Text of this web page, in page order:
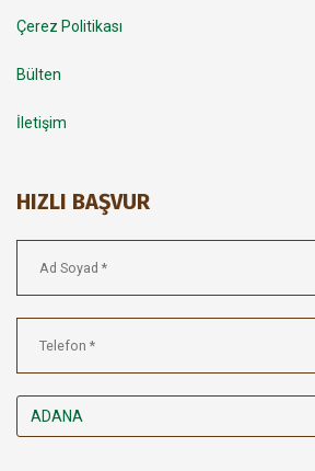
Çerez Politikası
Bülten
İletişim
HIZLI BAŞVUR